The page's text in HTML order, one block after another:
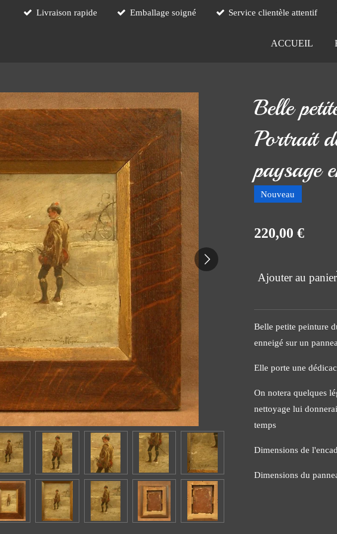
Livraison rapide Emballage soigné Service clientèle attentif
ACCUEIL
Belle
Portrait
paysage
Nouveau
220,00 €
Ajouter au panier
Belle petite peinture
enneigé sur un
Elle porte une
On notera quelques
nettoyage lui
temps
Dimensions de
Dimensions du